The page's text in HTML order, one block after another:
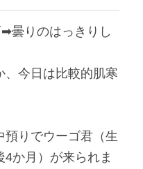
曇りのはっきりし
、今日は比較的肌寒
りでウーゴ君（生
か月）が来られま